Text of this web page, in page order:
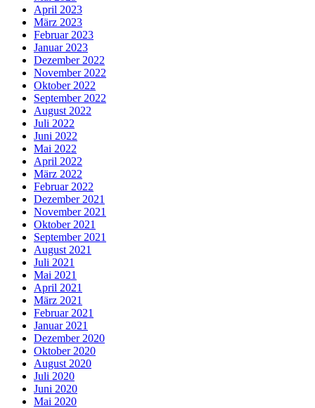
April 2023
März 2023
Februar 2023
Januar 2023
Dezember 2022
November 2022
Oktober 2022
September 2022
August 2022
Juli 2022
Juni 2022
Mai 2022
April 2022
März 2022
Februar 2022
Dezember 2021
November 2021
Oktober 2021
September 2021
August 2021
Juli 2021
Mai 2021
April 2021
März 2021
Februar 2021
Januar 2021
Dezember 2020
Oktober 2020
August 2020
Juli 2020
Juni 2020
Mai 2020